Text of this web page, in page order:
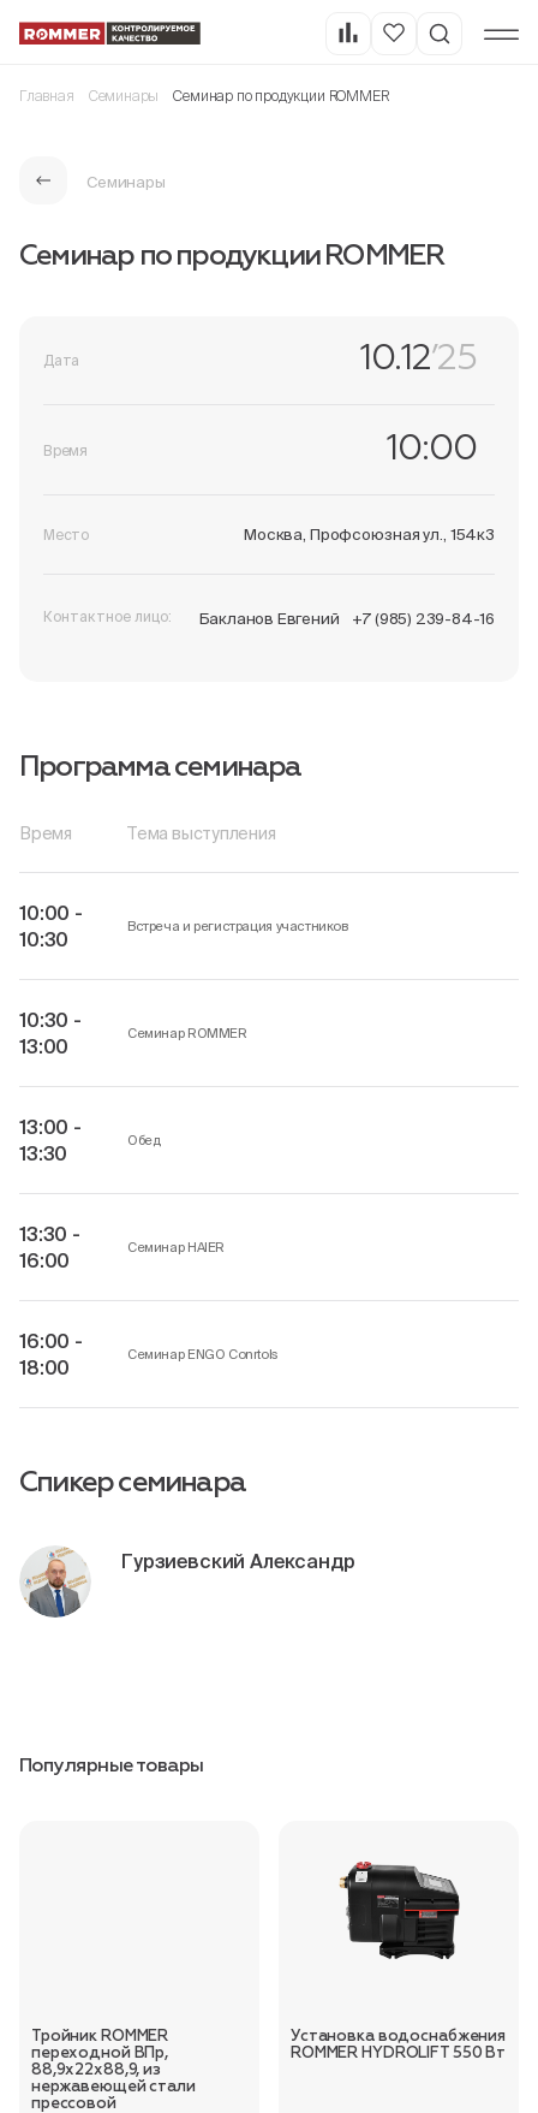
Главная Семинары Семинар по продукции ROMMER
Семинары
Семинар по продукции ROMMER
Дата 10.12’25
Время 10:00
Место Москва, Профсоюзная ул., 154к3
Контактное лицо: Бакланов Евгений +7 (985) 239-84-16
Программа семинара
Время Тема выступления
10:00 -
10:30
Встреча и регистрация участников
10:30 -
13:00
Семинар ROMMER
13:00 -
13:30
Обед
13:30 -
16:00
Семинар HAIER
16:00 -
18:00
Семинар ENGO Conrtols
Спикер семинара
Гурзиевский Александр
Популярные товары
Тройник ROMMER
переходной ВПр,
88,9х22х88,9, из
нержавеющей стали
прессовой
Установка водоснабжения
ROMMER HYDROLIFT 550 Вт